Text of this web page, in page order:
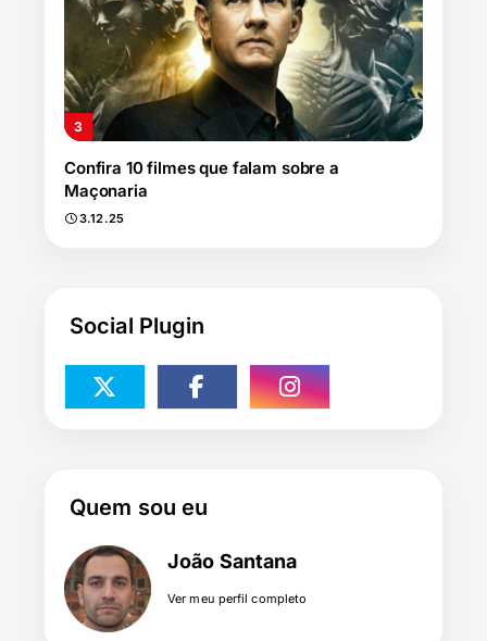
Confira 10 filmes que falam sobre a
Maçonaria
3.12.25
Social Plugin
Quem sou eu
João Santana
Ver meu perfil completo